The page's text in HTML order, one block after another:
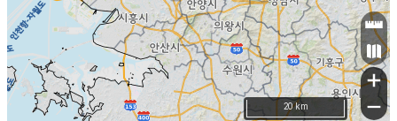
+
−
20 km